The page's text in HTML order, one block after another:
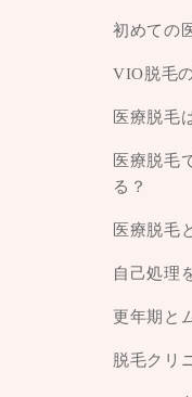
初めての
VIO脱毛
医療脱毛
医療脱毛
る？
医療脱毛
自己処理
更年期と
脱毛クリ